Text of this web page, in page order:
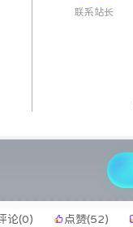
论(0) 点赞(52)
联系站长